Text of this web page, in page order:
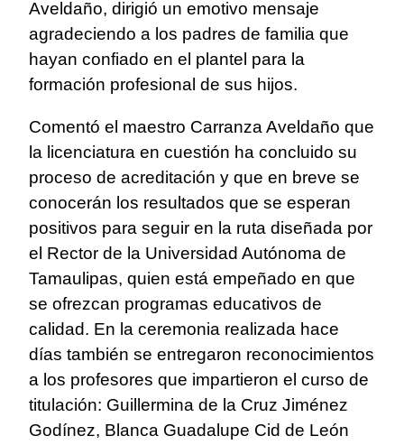
Aveldaño, dirigió un emotivo mensaje
agradeciendo a los padres de familia que
hayan confiado en el plantel para la
formación profesional de sus hijos.
Comentó el maestro Carranza Aveldaño que
la licenciatura en cuestión ha concluido su
proceso de acreditación y que en breve se
conocerán los resultados que se esperan
positivos para seguir en la ruta diseñada por
el Rector de la Universidad Autónoma de
Tamaulipas, quien está empeñado en que
se ofrezcan programas educativos de
calidad. En la ceremonia realizada hace
días también se entregaron reconocimientos
a los profesores que impartieron el curso de
titulación: Guillermina de la Cruz Jiménez
Godínez, Blanca Guadalupe Cid de León